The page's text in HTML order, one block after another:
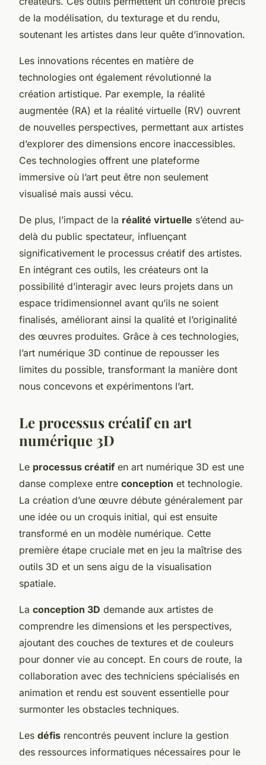
de la modélisation, du texturage et du rendu,
soutenant les artistes dans leur quête d’innovation.
Les innovations récentes en matière de
technologies ont également révolutionné la
création artistique. Par exemple, la réalité
augmentée (RA) et la réalité virtuelle (RV) ouvrent
de nouvelles perspectives, permettant aux artistes
d’explorer des dimensions encore inaccessibles.
Ces technologies offrent une plateforme
immersive où l’art peut être non seulement
visualisé mais aussi vécu.
De plus, l’impact de la réalité virtuelle s’étend au-
delà du public spectateur, influençant
significativement le processus créatif des artistes.
En intégrant ces outils, les créateurs ont la
possibilité d’interagir avec leurs projets dans un
espace tridimensionnel avant qu’ils ne soient
finalisés, améliorant ainsi la qualité et l’originalité
des œuvres produites. Grâce à ces technologies,
l’art numérique 3D continue de repousser les
limites du possible, transformant la manière dont
nous concevons et expérimentons l’art.
Le processus créatif en art
numérique 3D
Le processus créatif en art numérique 3D est une
danse complexe entre conception et technologie.
La création d’une œuvre débute généralement par
une idée ou un croquis initial, qui est ensuite
transformé en un modèle numérique. Cette
première étape cruciale met en jeu la maîtrise des
outils 3D et un sens aigu de la visualisation
spatiale.
La conception 3D demande aux artistes de
comprendre les dimensions et les perspectives,
ajoutant des couches de textures et de couleurs
pour donner vie au concept. En cours de route, la
collaboration avec des techniciens spécialisés en
animation et rendu est souvent essentielle pour
surmonter les obstacles techniques.
Les défis rencontrés peuvent inclure la gestion
des ressources informatiques nécessaires pour le